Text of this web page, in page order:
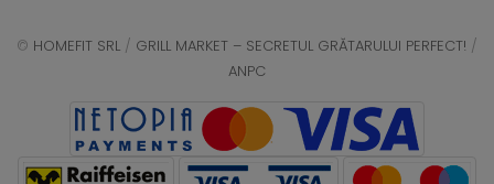
© HOMEFIT SRL / GRILL MARKET – SECRETUL GRĂTARULUI PERFECT! /
ANPC